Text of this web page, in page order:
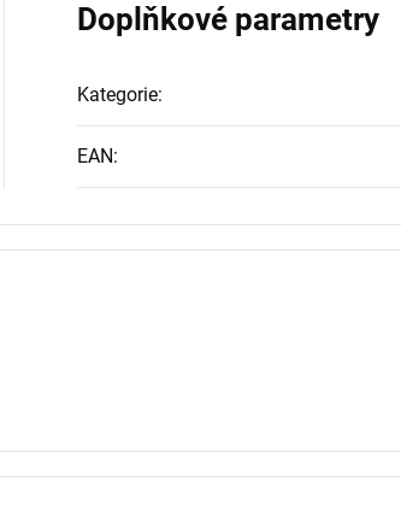
Doplňkové parametry
Kategorie:
EAN: